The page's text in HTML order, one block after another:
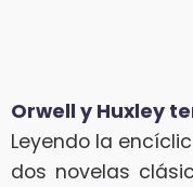
Orwell y Huxley
Leyendo la
dos novelas